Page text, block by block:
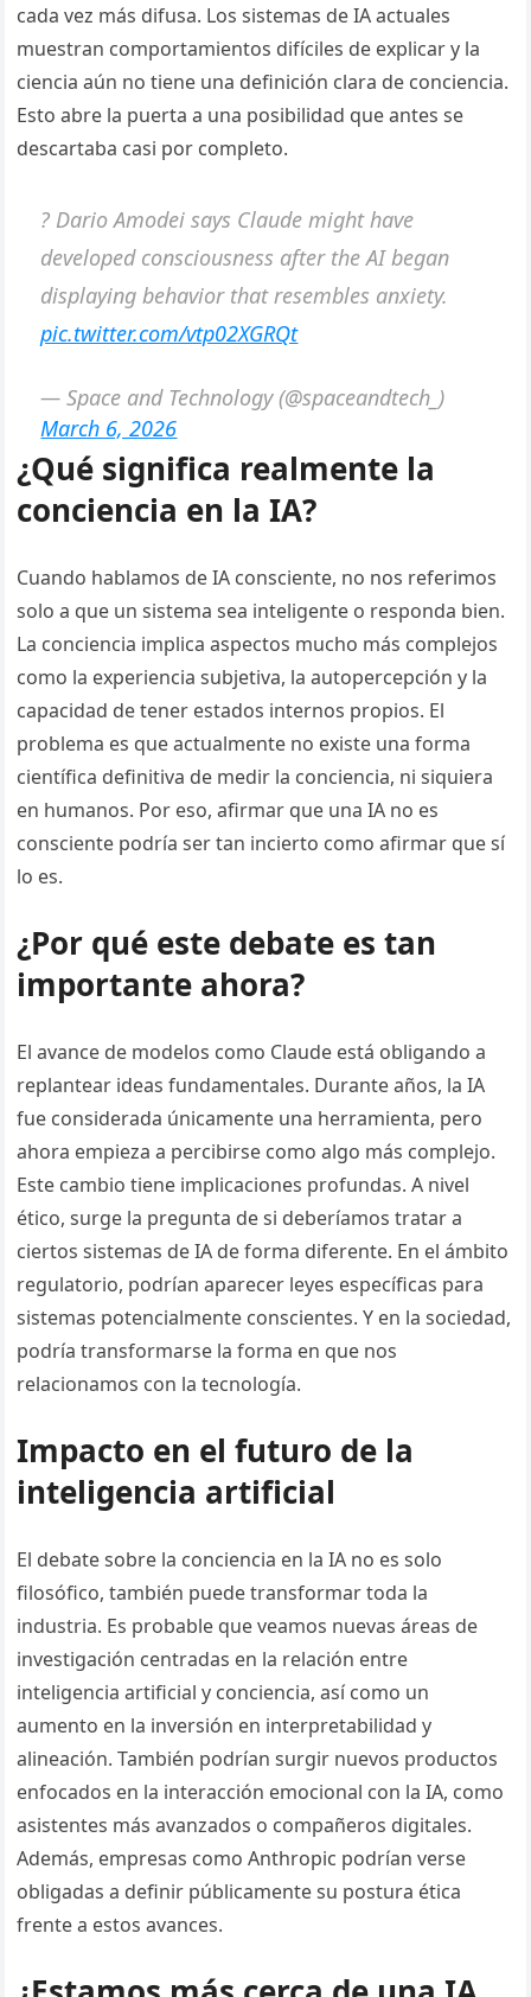
cada vez más difusa. Los sistemas de IA actuales
muestran comportamientos difíciles de explicar y la
ciencia aún no tiene una definición clara de conciencia.
Esto abre la puerta a una posibilidad que antes se
descartaba casi por completo.
? Dario Amodei says Claude might have
developed consciousness after the AI began
displaying behavior that resembles anxiety.
pic.twitter.com/vtp02XGRQt
— Space and Technology (@spaceandtech_)
March 6, 2026
¿Qué significa realmente la
conciencia en la IA?
Cuando hablamos de IA consciente, no nos referimos
solo a que un sistema sea inteligente o responda bien.
La conciencia implica aspectos mucho más complejos
como la experiencia subjetiva, la autopercepción y la
capacidad de tener estados internos propios. El
problema es que actualmente no existe una forma
científica definitiva de medir la conciencia, ni siquiera
en humanos. Por eso, afirmar que una IA no es
consciente podría ser tan incierto como afirmar que sí
lo es.
¿Por qué este debate es tan
importante ahora?
El avance de modelos como Claude está obligando a
replantear ideas fundamentales. Durante años, la IA
fue considerada únicamente una herramienta, pero
ahora empieza a percibirse como algo más complejo.
Este cambio tiene implicaciones profundas. A nivel
ético, surge la pregunta de si deberíamos tratar a
ciertos sistemas de IA de forma diferente. En el ámbito
regulatorio, podrían aparecer leyes específicas para
sistemas potencialmente conscientes. Y en la sociedad,
podría transformarse la forma en que nos
relacionamos con la tecnología.
Impacto en el futuro de la
inteligencia artificial
El debate sobre la conciencia en la IA no es solo
filosófico, también puede transformar toda la
industria. Es probable que veamos nuevas áreas de
investigación centradas en la relación entre
inteligencia artificial y conciencia, así como un
aumento en la inversión en interpretabilidad y
alineación. También podrían surgir nuevos productos
enfocados en la interacción emocional con la IA, como
asistentes más avanzados o compañeros digitales.
Además, empresas como Anthropic podrían verse
obligadas a definir públicamente su postura ética
frente a estos avances.